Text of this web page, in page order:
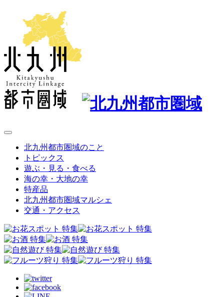
北九州都市圏域のこと
トピックス
遊ぶ・見る・食べる
海の幸・大地の幸
特産品
北九州都市圏域マルシェ
交通・アクセス